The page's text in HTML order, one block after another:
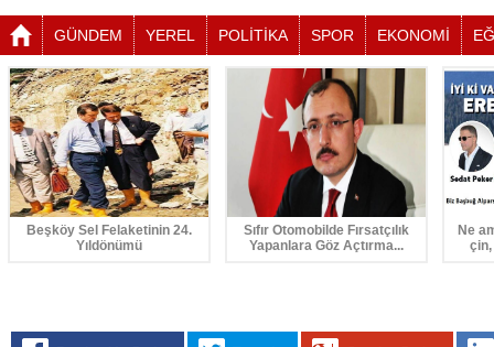
GÜNDEM YEREL POLİTİKA SPOR EKONOMİ
Beşköy Sel Felaketinin 24.
Yıldönümü
Sıfır Otomobilde Fırsatçılık
Yapanlara Göz Açtırma...
Ne